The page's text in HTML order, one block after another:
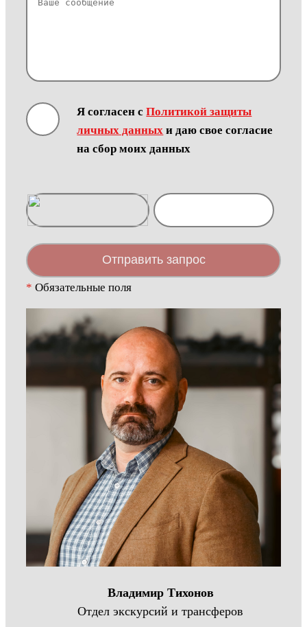
Я согласен сПолитикой защиты
личных данных и даю свое согласие
на сбор моих данных
Отправить запрос
* Обязательные поля
Владимир Тихонов
Отдел экскурсий и трансферов